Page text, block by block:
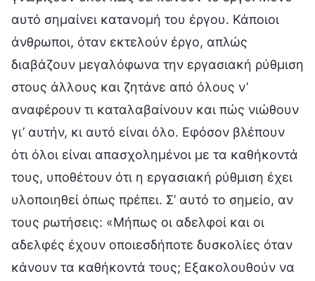
αυτό σημαίνει κατανομή του έργου. Κάποιοι
άνθρωποι, όταν εκτελούν έργο, απλώς
διαβάζουν μεγαλόφωνα την εργασιακή ρύθμιση
στους άλλους και ζητάνε από όλους ν’
αναφέρουν τι καταλαβαίνουν και πώς νιώθουν
γι’ αυτήν, κι αυτό είναι όλο. Εφόσον βλέπουν
ότι όλοι είναι απασχολημένοι με τα καθήκοντά
τους, υποθέτουν ότι η εργασιακή ρύθμιση έχει
υλοποιηθεί όπως πρέπει. Σ’ αυτό το σημείο, αν
τους ρωτήσεις: «Μήπως οι αδελφοί και οι
αδελφές έχουν οποιεσδήποτε δυσκολίες όταν
κάνουν τα καθήκοντά τους; Εξακολουθούν να